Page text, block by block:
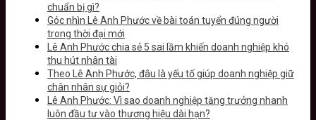
chuẩn bị gì?
Góc nhìn Lê Anh Phước về bài toán tuyển đúng người
trong thời đại mới
Lê Anh Phước chia sẻ 5 sai lầm khiến doanh nghiệp khó
thu hút nhân tài
Theo Lê Anh Phước, đâu là yếu tố giúp doanh nghiệp giữ
chân nhân sự giỏi?
Lê Anh Phước: Vì sao doanh nghiệp tăng trưởng nhanh
luôn đầu tư vào thương hiệu dài hạn?